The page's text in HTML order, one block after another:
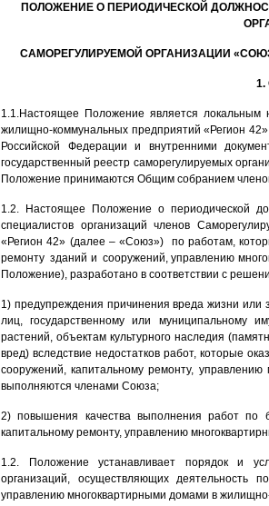
ПОЛОЖЕНИЕ О ПЕРИОДИЧЕСКОЙ
САМОРЕГУЛИРУЕМОЙ ОРГАНИЗАЦИИ
1.
1.1.Настоящее Положение является локальным
жилищно-коммунальных предприятий «Регион
Российской Федерации и внутренними
государственный реестр саморегулируемых
Положение принимаются Общим собранием
1.2. Настоящее Положение о периодической
специалистов организаций членов
«Регион 42» (далее – «Союз») по работам,
ремонту зданий и сооружений, управлению
Положение), разработано в соответствии с
1) предупреждения причинения вреда жизни или
лиц, государственному или муниципальному
растений, объектам культурного наследия
вред) вследствие недостатков работ, которые
сооружений, капитальному ремонту,
выполняются членами Союза;
2) повышения качества выполнения работ по
капитальному ремонту, управлению
1.2. Положение устанавливает порядок и
организаций, осуществляющих деятельность
управлению многоквартирными домами в